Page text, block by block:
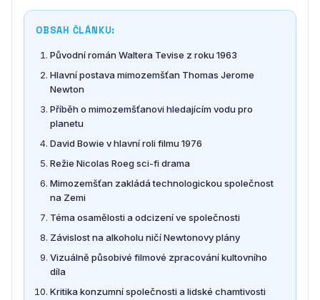
OBSAH ČLÁNKU:
Původní román Waltera Tevise z roku 1963
Hlavní postava mimozemšťan Thomas Jerome
Newton
Příběh o mimozemšťanovi hledajícím vodu pro
planetu
David Bowie v hlavní roli filmu 1976
Režie Nicolas Roeg sci-fi drama
Mimozemšťan zakládá technologickou společnost
na Zemi
Téma osamělosti a odcizení ve společnosti
Závislost na alkoholu ničí Newtonovy plány
Vizuálně působivé filmové zpracování kultovního
díla
Kritika konzumní společnosti a lidské chamtivosti